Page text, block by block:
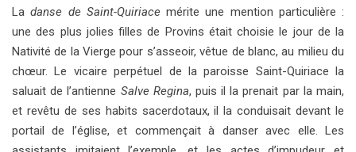
La danse de Saint-Quiriacemérite une mention particulière :
une des plus jolies filles de Provins était choisie le jour de la
Nativité de la Vierge pour s’asseoir, vêtue de blanc, au milieu du
chœur. Le vicaire perpétuel de la paroisse Saint-Quiriace la
saluait de l’antienne Salve Regina, puis il la prenait par la main,
et revêtu de ses habits sacerdotaux, il la conduisait devant le
portail de l’église, et commençait à danser avec elle. Les